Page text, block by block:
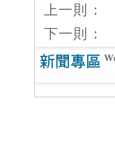
上一則：
下一則：